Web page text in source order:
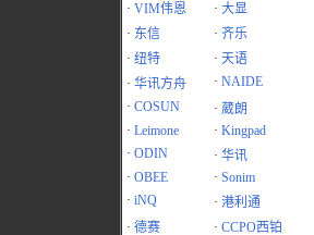
· VIM伟恩 · 大显
· 东信 · 齐乐
· 纽特 · 天语
· 华讯方舟 · NAIDE
· COSUN · 葳朗
· Leimone · Kingpad
· ODIN · 华讯
· OBEE · Sonim
· iNQ · 港利通
· 德赛 · CCPO西铂